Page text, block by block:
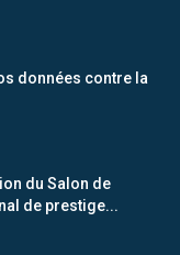
données contre la
du Salon de
de prestige...